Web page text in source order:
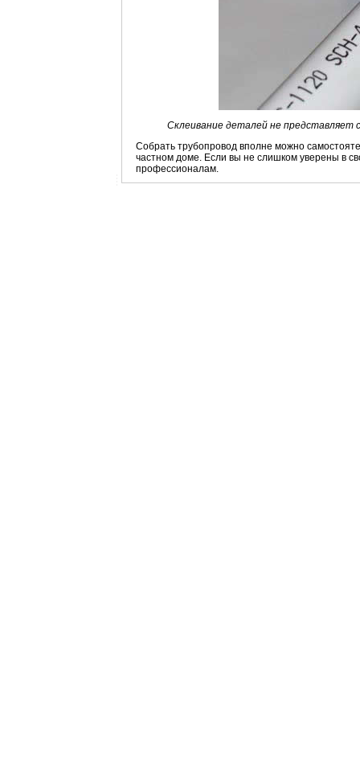
Склеивание деталей не представляет
Собрать трубопровод вполне можно
частном доме. Если вы не слишком уверены в
профессионалам.